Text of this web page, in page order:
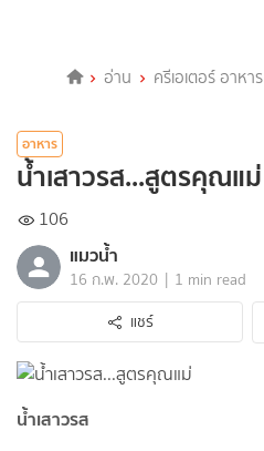
อ่าน ครีเอเตอร์ อาหาร
อาหาร
น้ำเสาวรส...สูตรคุณแม่
106
แมวน้ำ
16 ก.พ. 2020 | 1 min read
แชร์
น้ำเสาวรส